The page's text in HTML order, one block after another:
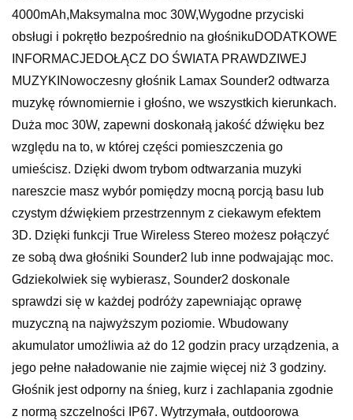
4000mAh,Maksymalna moc 30W,Wygodne przyciski
obsługi i pokrętło bezpośrednio na głośnikuDODATKOWE
INFORMACJEDOŁĄCZ DO ŚWIATA PRAWDZIWEJ
MUZYKINowoczesny głośnik Lamax Sounder2 odtwarza
muzykę równomiernie i głośno, we wszystkich kierunkach.
Duża moc 30W, zapewni doskonałą jakość dźwięku bez
względu na to, w której części pomieszczenia go
umieścisz. Dzięki dwom trybom odtwarzania muzyki
nareszcie masz wybór pomiędzy mocną porcją basu lub
czystym dźwiękiem przestrzennym z ciekawym efektem
3D. Dzięki funkcji True Wireless Stereo możesz połączyć
ze sobą dwa głośniki Sounder2 lub inne podwajając moc.
Gdziekolwiek się wybierasz, Sounder2 doskonale
sprawdzi się w każdej podróży zapewniając oprawę
muzyczną na najwyższym poziomie. Wbudowany
akumulator umożliwia aż do 12 godzin pracy urządzenia, a
jego pełne naładowanie nie zajmie więcej niż 3 godziny.
Głośnik jest odporny na śnieg, kurz i zachlapania zgodnie
z normą szczelności IP67. Wytrzymała, outdoorowa